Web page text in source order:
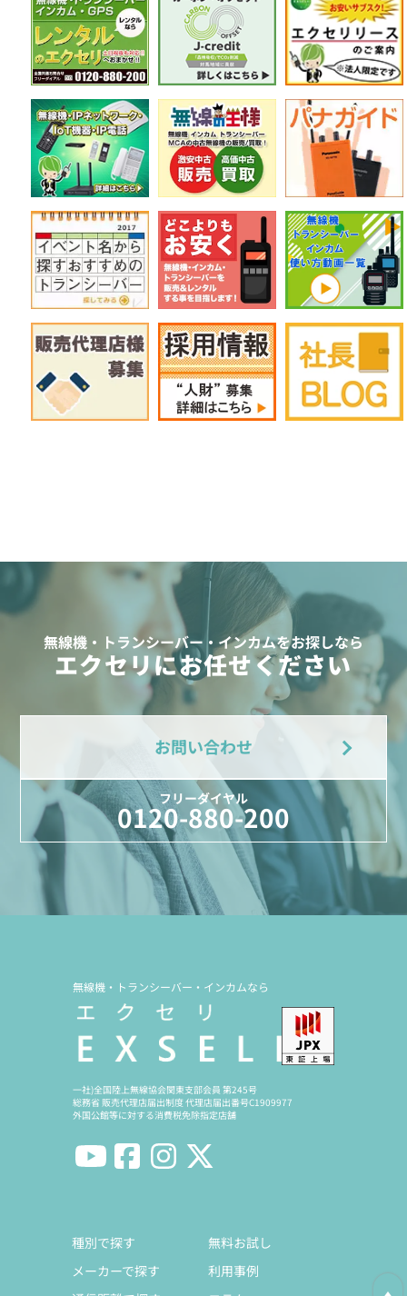
無線機・トランシーバー・インカムをお探しなら
エクセリにお任せください
お問い合わせ
フリーダイヤル
0120-880-200
無線機・トランシーバー・インカムなら
一社)全国陸上無線協会関東支部会員 第245号
総務省 販売代理店届出制度 代理店届出番号C1909977
外国公館等に対する消費税免除指定店舗
種別で探す
メーカーで探す
無料お試し
利用事例